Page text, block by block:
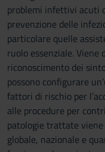
problemi infettivi acuti
prevenzione delle
particolare quelle
ruolo essenziale.
riconoscimento dei
possono configurare
fattori di rischio per
alle procedure per
patologie trattate
globale, nazionale e